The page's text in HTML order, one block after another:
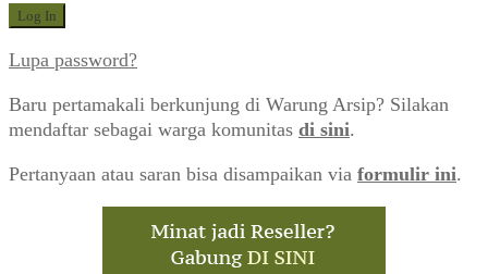
Lupa password?
Baru pertamakali berkunjung di Warung Arsip? Silakan
mendaftar sebagai warga komunitas di sini.
Pertanyaan atau saran bisa disampaikan via formulir ini.